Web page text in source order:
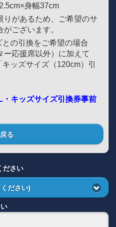
身幅37cm
があるため、ご希望のサ
ございます。
の引換をご希望の場合
ー応援席以外）に加えて
ッズサイズ（120cm）引
・キッズサイズ引換券事前
戻る
ださい
ださい)